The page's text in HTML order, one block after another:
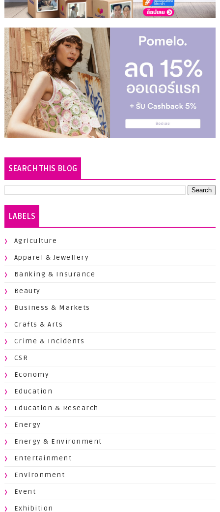
SEARCH THIS BLOG
LABELS
Agriculture
Apparel & Jewellery
Banking & Insurance
Beauty
Business & Markets
Crafts & Arts
Crime & Incidents
CSR
Economy
Education
Education & Research
Energy
Energy & Environment
Entertainment
Environment
Event
Exhibition